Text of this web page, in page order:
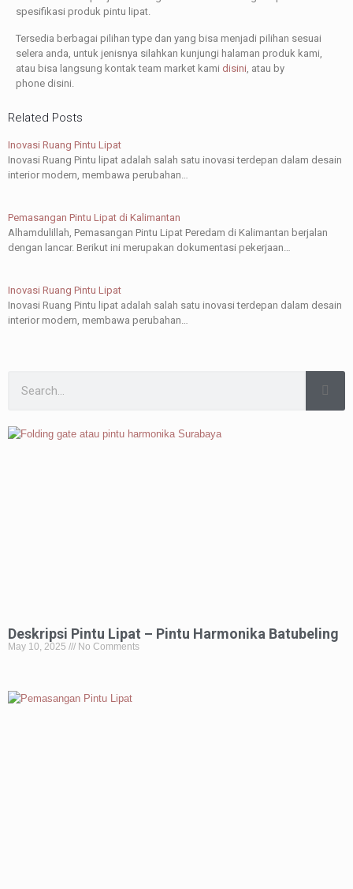
spesifikasi produk pintu lipat.
Tersedia berbagai pilihan type dan yang bisa menjadi pilihan sesuai
selera anda, untuk jenisnya silahkan kunjungi halaman produk kami,
atau bisa langsung kontak team market kami disini, atau by
phone disini.
Related Posts
Inovasi Ruang Pintu Lipat
Inovasi Ruang Pintu lipat adalah salah satu inovasi terdepan dalam desain
interior modern, membawa perubahan…
Pemasangan Pintu Lipat di Kalimantan
Alhamdulillah, Pemasangan Pintu Lipat Peredam di Kalimantan berjalan
dengan lancar. Berikut ini merupakan dokumentasi pekerjaan…
Inovasi Ruang Pintu Lipat
Inovasi Ruang Pintu lipat adalah salah satu inovasi terdepan dalam desain
interior modern, membawa perubahan…
Deskripsi Pintu Lipat – Pintu Harmonika Batubeling
May 10, 2025 No Comments